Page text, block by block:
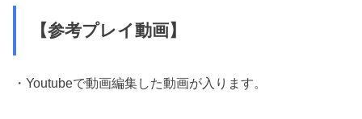
【参考プレイ動画】
・Youtubeで動画編集した動画が入ります。